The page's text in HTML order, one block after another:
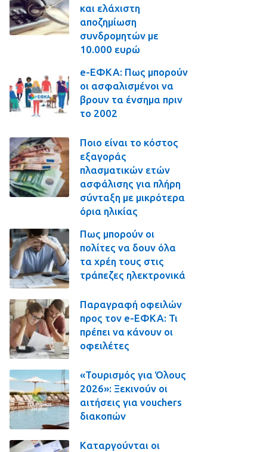
και ελάχιστη
αποζημίωση
συνδρομητών με
10.000 ευρώ
e-ΕΦΚΑ: Πως μπορούν
οι ασφαλισμένοι να
βρουν τα ένσημα πριν
το 2002
Ποιο είναι το κόστος
εξαγοράς
πλασματικών ετών
ασφάλισης για πλήρη
σύνταξη με μικρότερα
όρια ηλικίας
Πως μπορούν οι
πολίτες να δουν όλα
τα χρέη τους στις
τράπεζες ηλεκτρονικά
Παραγραφή οφειλών
προς τον e-ΕΦΚΑ: Τι
πρέπει να κάνουν οι
οφειλέτες
«Τουρισμός για Όλους
2026»: Ξεκινούν οι
αιτήσεις για vouchers
διακοπών
Καταργούνται οι